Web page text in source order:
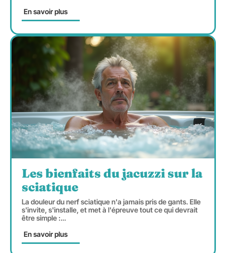
En savoir plus
Les bienfaits du jacuzzi sur la
sciatique
La douleur du nerf sciatique n'a jamais pris de gants. Elle
s'invite, s'installe, et met à l'épreuve tout ce qui devrait
être simple :…
En savoir plus